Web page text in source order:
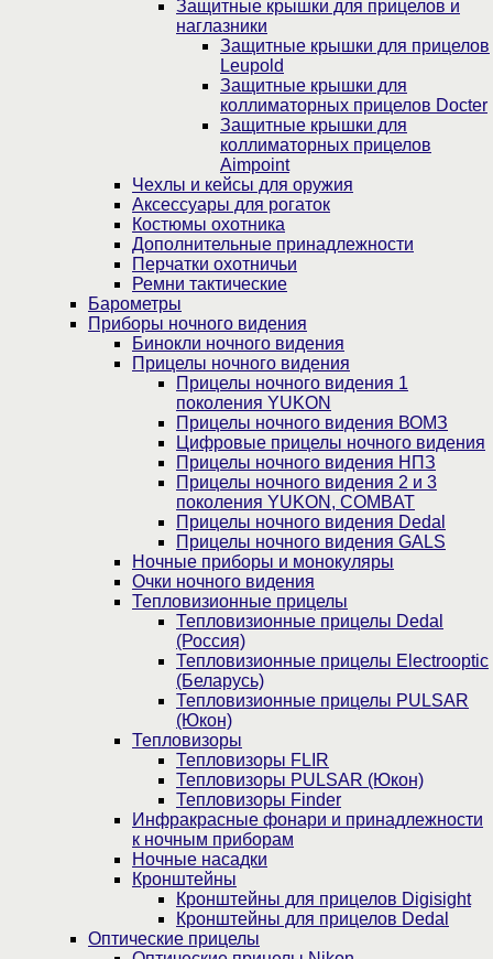
Защитные крышки для прицелов и
наглазники
Защитные крышки для прицелов
Leupold
Защитные крышки для
коллиматорных прицелов Docter
Защитные крышки для
коллиматорных прицелов
Aimpoint
Чехлы и кейсы для оружия
Аксессуары для рогаток
Костюмы охотника
Дополнительные принадлежности
Перчатки охотничьи
Ремни тактические
Барометры
Приборы ночного видения
Бинокли ночного видения
Прицелы ночного видения
Прицелы ночного видения 1
поколения YUKON
Прицелы ночного видения ВОМЗ
Цифровые прицелы ночного видения
Прицелы ночного видения НПЗ
Прицелы ночного видения 2 и 3
поколения YUKON, COMBAT
Прицелы ночного видения Dedal
Прицелы ночного видения GALS
Ночные приборы и монокуляры
Очки ночного видения
Тепловизионные прицелы
Тепловизионные прицелы Dedal
(Россия)
Тепловизионные прицелы Electrooptic
(Беларусь)
Тепловизионные прицелы PULSAR
(Юкон)
Тепловизоры
Тепловизоры FLIR
Тепловизоры PULSAR (Юкон)
Тепловизоры Finder
Инфракрасные фонари и принадлежности
к ночным приборам
Ночные насадки
Кронштейны
Кронштейны для прицелов Digisight
Кронштейны для прицелов Dedal
Оптические прицелы